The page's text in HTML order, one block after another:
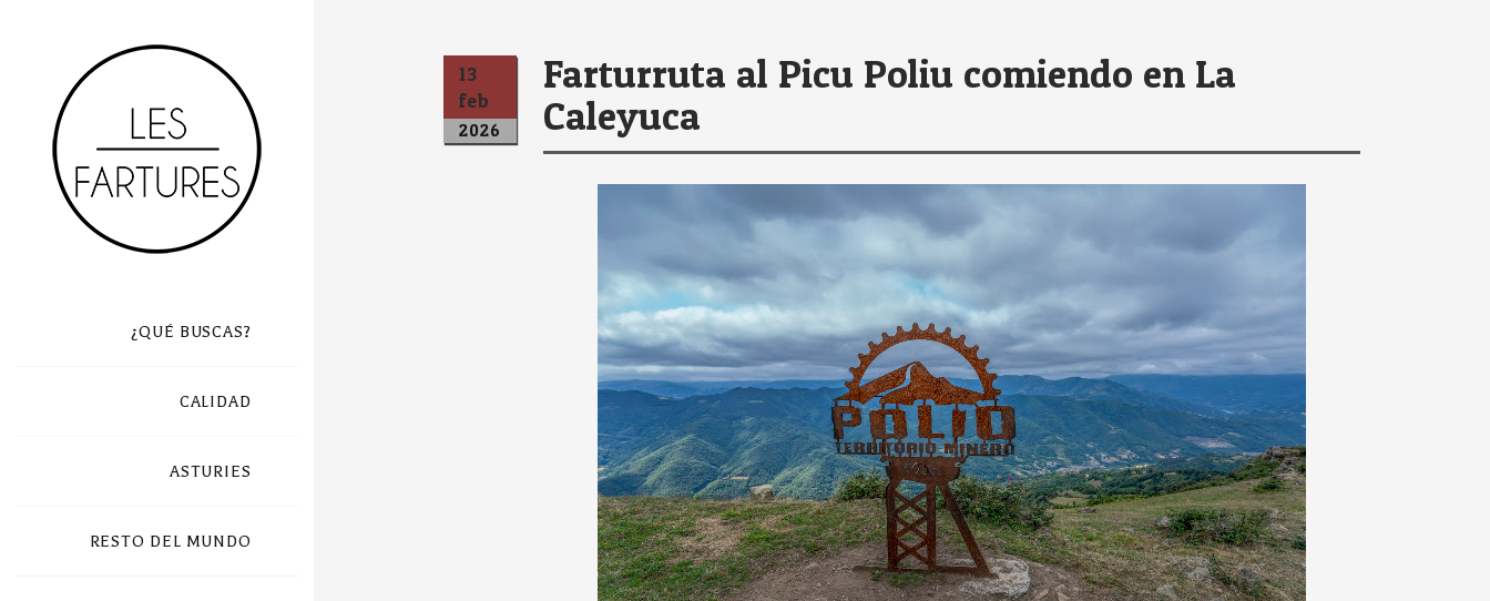
¿QUÉ BUSCAS?
CALIDAD
ASTURIES
RESTO DEL MUNDO
Farturruta al Picu Poliu comiendo en La
Caleyuca
13
feb
2026